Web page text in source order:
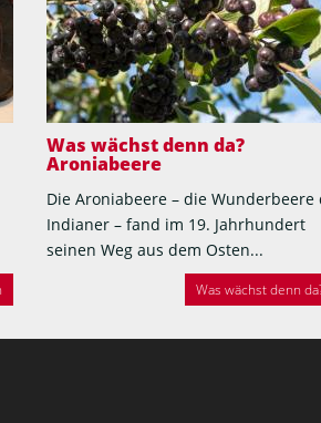
Was wächst denn da?
Aroniabeere
Die Aroniabeere – die Wunderbeere
Indianer – fand im 19. Jahrhundert
seinen Weg aus dem Osten...
Was wächst denn